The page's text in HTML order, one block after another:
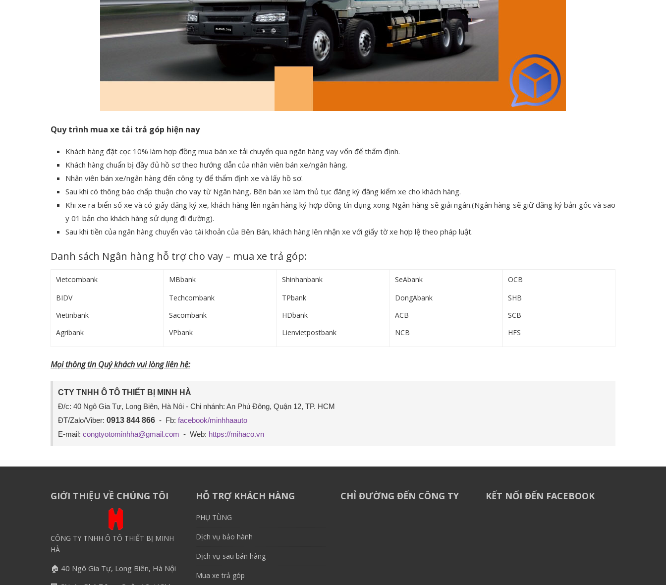
Quy trình mua xe tải trả góp hiện nay
Khách hàng đặt cọc 10% làm hợp đồng mua bán xe tải chuyển qua ngân hàng vay vốn để thẩm định.
Khách hàng chuẩn bị đầy đủ hồ sơ theo hướng dẫn của nhân viên bán xe/ngân hàng.
Nhân viên bán xe/ngân hàng đến công ty để thẩm định xe và lấy hồ sơ.
Sau khi có thông báo chấp thuận cho vay từ Ngân hàng, Bên bán xe làm thủ tục đăng ký đăng kiểm xe cho khách hàng.
Khi xe ra biển số xe và có giấy đăng ký xe, khách hàng lên ngân hàng ký hợp đồng tín dụng xong Ngân hàng sẽ giải ngân.(Ngân hàng sẽ giữ đăng ký bản gốc và sao
y 01 bản cho khách hàng sử dụng đi đường).
Sau khi tiền của ngân hàng chuyển vào tài khoản của Bên Bán, khách hàng lên nhận xe với giấy tờ xe hợp lệ theo pháp luật.
Danh sách Ngân hàng hỗ trợ cho vay – mua xe trả góp:
Vietcombank
BIDV
Vietinbank
Agribank
MBbank
Techcombank
Sacombank
VPbank
Shinhanbank
TPbank
HDbank
Lienvietpostbank
SeAbank
DongAbank
ACB
NCB
OCB
SHB
SCB
HFS
Mọi thông tin Quý khách vui lòng liên hệ:
CTY TNHH Ô TÔ THIẾT BỊ MINH HÀ
Đ/c: 40 Ngô Gia Tự, Long Biên, Hà Nôi - Chi nhánh: An Phú Đông, Quận 12, TP. HCM
ĐT/Zalo/Viber: 0913 844 866
  -  Fb:
facebook/minhhaauto
E-mail: congtyotominhha@gmail.com
  -  Web:
https://mihaco.vn
GIỚI THIỆU VỀ CHÚNG TÔI
CÔNG TY TNHH Ô TÔ THIẾT BỊ MINH
HÀ
🏠 40 Ngô Gia Tự, Long Biên, Hà Nội
HỖ TRỢ KHÁCH HÀNG
PHỤ TÙNG
Dịch vụ bảo hành
Dịch vụ sau bán hàng
Mua xe trả góp
CHỈ ĐƯỜNG ĐẾN CÔNG TY KẾT NỐI ĐẾN FACEBOOK